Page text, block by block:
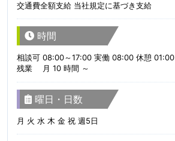
交通費全額支給 当社規定に基づき支給
時間
相談可 08:00～17:00 実働 08:00 休憩 01:00
残業 月 10 時間 ～
曜日・日数
月 火 水 木 金 祝 週5日